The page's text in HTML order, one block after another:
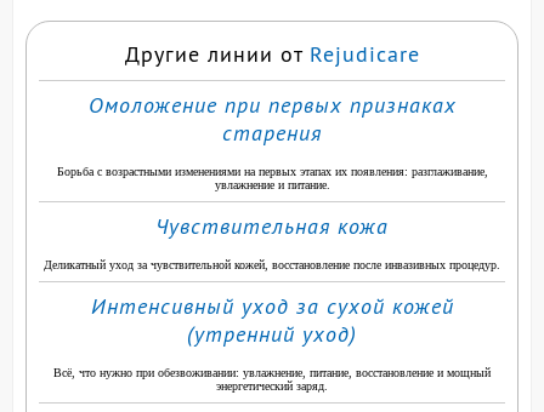
Другие линии от Rejudicare
Омоложение при первых признаках
старения
Борьба с возрастными изменениями на первых этапах их появления: разглаживание,
увлажнение и питание.
Чувствительная кожа
Деликатный уход за чувствительной кожей, восстановление после инвазивных процедур.
Интенсивный уход за сухой кожей
(утренний уход)
Всё, что нужно при обезвоживании: увлажнение, питание, восстановление и мощный
энергетический заряд.